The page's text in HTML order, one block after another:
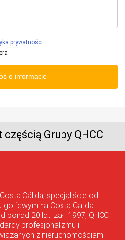
prywatności
o informacje
Grupy QHCC
Cálida, specjaliście od
na Costa Calida.
ponad 20 lat. zał. 1997, QHCC
profesjonalizmu i
z nieruchomościami.